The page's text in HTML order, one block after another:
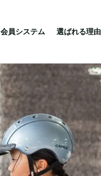
会員システム 選ばれる理由